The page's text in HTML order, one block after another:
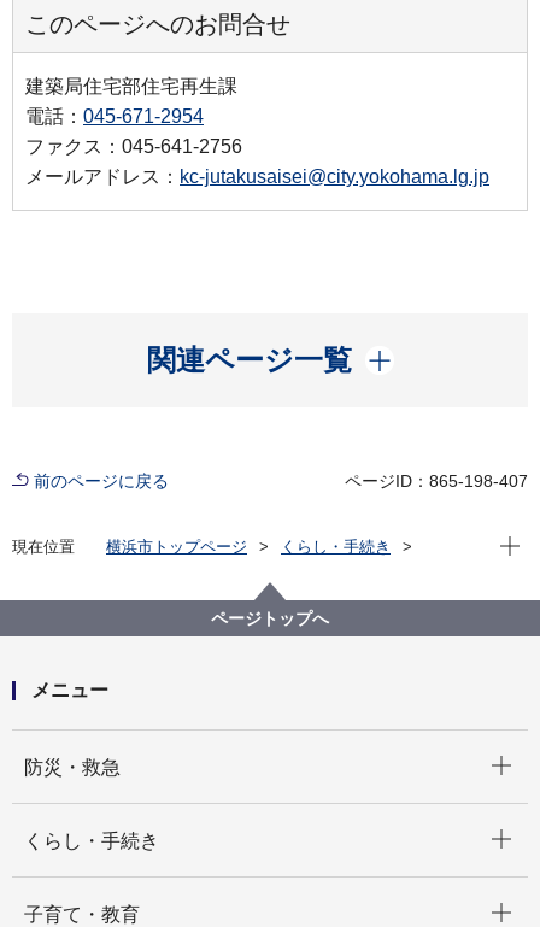
このページへのお問合せ
建築局住宅部住宅再生課
電話： 045-671-2954
ファクス：045-641-2756
メールアドレス： kc-jutakusaisei@city.yokohama.lg.jp
関連ページ一覧
開く
前のページに戻る ページID：865-198-407
現在位置 横浜市トップページ
くらし・手続き
ヨコハマ分譲マンションポータル
マンション管理組合お悩み別支援・補助制度一覧
現在
ページトップへ
メニュー
防災・救急
くらし・手続き
子育て・教育